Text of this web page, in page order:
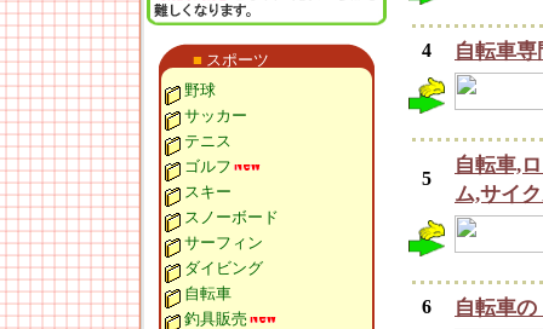
■ スポーツ
野球
サッカー
テニス
ゴルフ
スキー
スノーボード
サーフィン
ダイビング
自転車
釣具販売
4 自転車
5
自転車,
ム,サイ
6 自転車の